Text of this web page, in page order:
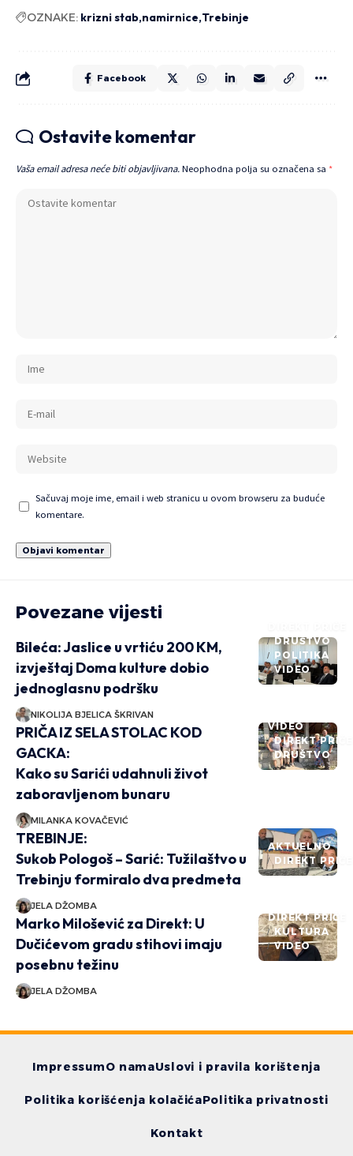
OZNAKE: krizni stab namirnice Trebinje
Facebook
Ostavite komentar
Vaša email adresa neće biti objavljivana. Neophodna polja su označena sa *
Sačuvaj moje ime, email i web stranicu u ovom browseru za buduće
komentare.
Povezane vijesti
DRUŠTVO
POLITIKA
VIDEO
Bileća: Jaslice u vrtiću 200 KM,
izvještaj Doma kulture dobio
jednoglasnu podršku
NIKOLIJA BJELICA ŠKRIVAN
VIDEO
DIREKT PRIČE
DRUŠTVO
PRIČA IZ SELA STOLAC KOD
GACKA:
Kako su Sarići udahnuli život
zaboravljenom bunaru
MILANKA KOVAČEVIĆ
AKTUELNO
DIREKT PRIČE
TREBINJE:
Sukob Pologoš – Sarić: Tužilaštvo u
Trebinju formiralo dva predmeta
JELA DŽOMBA
DIREKT PRIČE
KULTURA
VIDEO
Marko Milošević za Direkt: U
Dučićevom gradu stihovi imaju
posebnu težinu
JELA DŽOMBA
ImpressumO namaUslovi i pravila korištenja
Politika korišćenja kolačićaPolitika privatnosti
Kontakt